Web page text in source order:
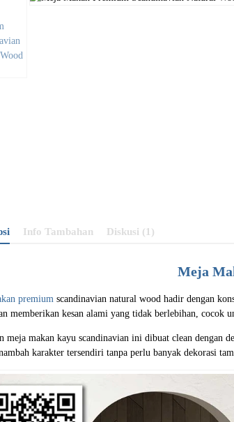
Info Tambahan Diskusi (1)
Meja
premium scandinavian natural wood hadir dengan
memberikan kesan alami yang tidak berlebihan, cocok
meja makan kayu scandinavian ini dibuat clean dengan
karakter tersendiri tanpa perlu banyak dekorasi